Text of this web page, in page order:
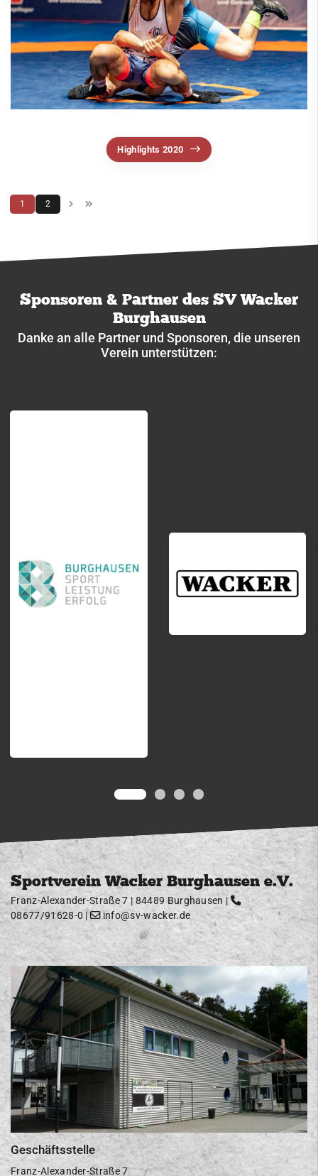
Highlights 2020
1 2
Sponsoren & Partner des SV Wacker
Burghausen
Danke an alle Partner und Sponsoren, die unseren
Verein unterstützen:
Sportverein Wacker Burghausen e.V.
Franz-Alexander-Straße 7 | 84489 Burghausen |
08677/91628-0 | info@sv-wacker.de
Geschäftsstelle
Franz-Alexander-Straße 7